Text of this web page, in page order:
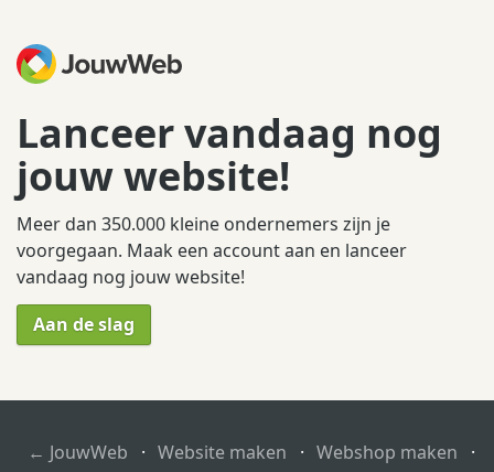
Lanceer vandaag nog
jouw website!
Meer dan 350.000 kleine ondernemers zijn je
voorgegaan. Maak een account aan en lanceer
vandaag nog jouw website!
Aan de slag
← JouwWeb · Website maken · Webshop maken ·